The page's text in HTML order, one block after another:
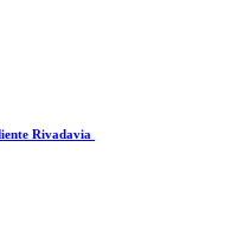
Rivadavia